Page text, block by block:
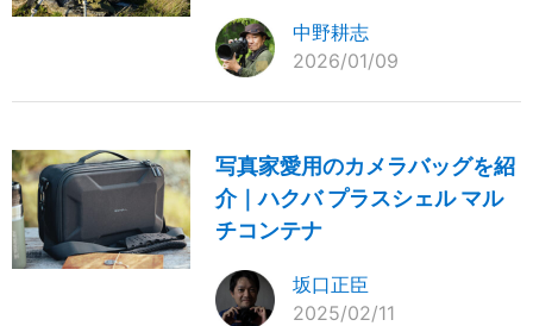
中野耕志
2026/01/09
写真家愛用のカメラバッグを紹
介｜ハクバ プラスシェル マル
チコンテナ
坂口正臣
2025/02/11